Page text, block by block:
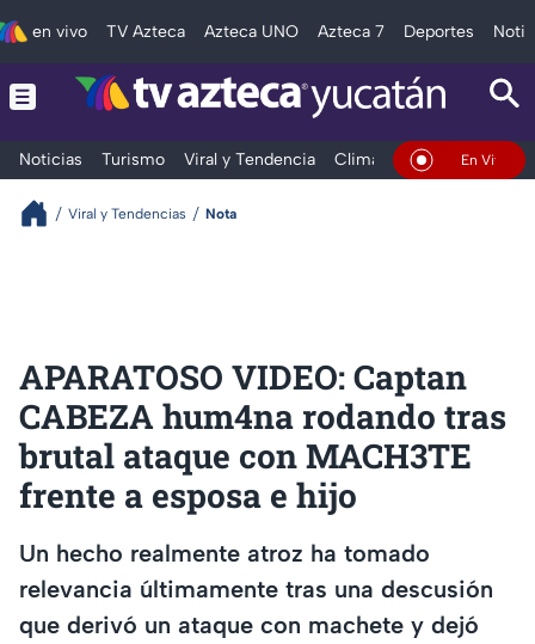
en vivo TV Azteca Azteca UNO Azteca 7 Deportes
Noticias Turismo Viral y Tendencia Clima DeportesEn Vivo
Viral y Tendencias Nota
APARATOSO VIDEO: Captan
CABEZA hum4na rodando tras
brutal ataque con MACH3TE
frente a esposa e hijo
Un hecho realmente atroz ha tomado
relevancia últimamente tras una descusión
que derivó un ataque con machete y dejó